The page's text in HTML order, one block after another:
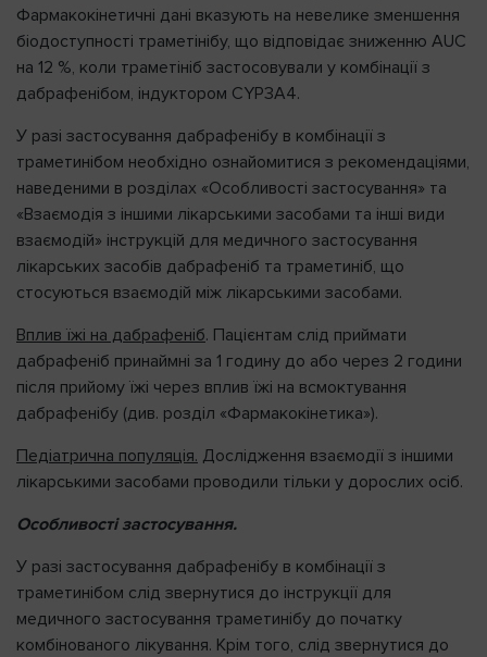
Фармакокінетичні дані вказують на невелике зменшення
біодоступності траметінібу, що відповідає зниженню AUC
на 12 %, коли траметініб застосовували у комбінації з
дабрафенібом, індуктором CYP3A4.
У разі застосування дабрафенібу в комбінації з
траметинібом необхідно ознайомитися з рекомендаціями,
наведеними в розділах «Особливості застосування» та
«Взаємодія з іншими лікарськими засобами та інші види
взаємодій» інструкцій для медичного застосування
лікарських засобів дабрафеніб та траметиніб, що
стосуються взаємодій між лікарськими засобами.
Вплив їжі на дабрафеніб. Пацієнтам слід приймати
дабрафеніб принаймні за 1 годину до або через 2 години
після прийому їжі через вплив їжі на всмоктування
дабрафенібу (див. розділ «Фармакокінетика»).
Педіатрична популяція. Дослідження взаємодії з іншими
лікарськими засобами проводили тільки у дорослих осіб.
Особливості застосування.
У разі застосування дабрафенібу в комбінації з
траметинібом слід звернутися до інструкції для
медичного застосування траметинібу до початку
комбінованого лікування. Крім того, слід звернутися до